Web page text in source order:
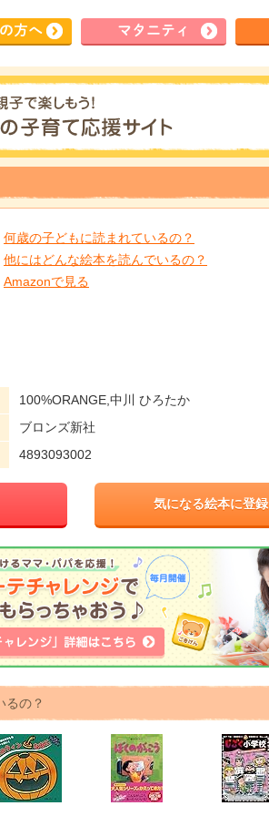
の方へ マタ ニティ
何歳の子どもに読まれているの？
他にはどんな絵本を読んでいるの？
Amazonで見る
100%ORANGE,中川 ひろたか
ブロンズ新社
4893093002
気になる絵本に登録
るの？